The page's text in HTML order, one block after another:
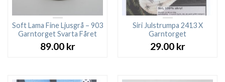
Soft Lama Fine Ljusgrå – 903
Garntorget Svarta Fåret
89.00 kr
Siri Julstrumpa 2413 X
Garntorget
29.00 kr